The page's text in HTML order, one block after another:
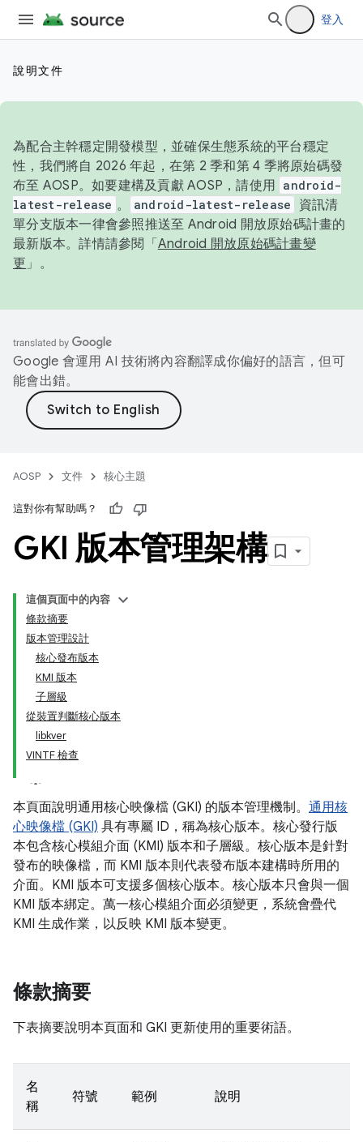
登入
說明文件
為配合主幹穩定開發模型，並確保生態系統的平台穩定
性，我們將自 2026 年起，在第 2 季和第 4 季將原始碼發
布至 AOSP。如要建構及貢獻 AOSP，請使用 android-
latest-release 。 android-latest-release
資訊清
單分支版本一律會參照推送至 Android 開放原始碼計畫的
最新版本。詳情請參閱「 Android 開放原始碼計畫變
更 」。
Google 會運用 AI 技術將內容翻譯成你偏好的語言，但可
能會出錯。
AOSP 文件 核心主題
這對你有幫助嗎？
GKI 版本管理架構
這個頁面中的內容
條款摘要
版本管理設計
核心發布版本
KMI 版本
子層級
從裝置判斷核心版本
libkver
VINTF 檢查
本頁面說明通用核心映像檔 (GKI) 的版本管理機制。 通用核
心映像檔 (GKI) 具有專屬 ID，稱為核心版本。核心發行版
本包含核心模組介面 (KMI) 版本和子層級。核心版本是針對
發布的映像檔，而 KMI 版本則代表發布版本建構時所用的
介面。KMI 版本可支援多個核心版本。核心版本只會與一個
KMI 版本綁定。萬一核心模組介面必須變更，系統會疊代
KMI 生成作業，以反映 KMI 版本變更。
條款摘要
下表摘要說明本頁面和 GKI 更新使用的重要術語。
名
稱
符號 範例 說明